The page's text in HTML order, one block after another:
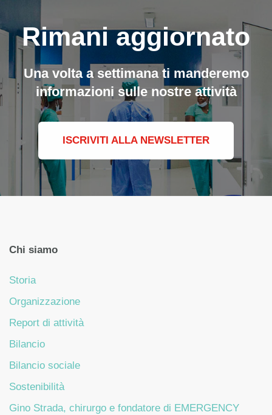
Rimani aggiornato
Una volta a settimana ti manderemo
informazioni sulle nostre attività
ISCRIVITI ALLA NEWSLETTER
Chi siamo
Storia
Organizzazione
Report di attività
Bilancio
Bilancio sociale
Sostenibilità
Gino Strada, chirurgo e fondatore di EMERGENCY